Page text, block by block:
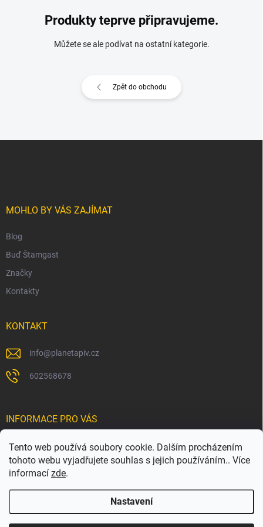
Tento web používá soubory cookie. Dalším procházením
tohoto webu vyjadřujete souhlas s jejich používáním.. Více
informací zde.
Nastavení
Produkty teprve připravujeme.
Můžete se ale podívat na ostatní kategorie.
Zpět do obchodu
MOHLO BY VÁS ZAJÍMAT
Blog
Buď Štamgast
Značky
Kontakty
KONTAKT
info@planetapiv.cz
602568678
INFORMACE PRO VÁS
Obchodní podmínky
Podmínky ochrany osobních údajů